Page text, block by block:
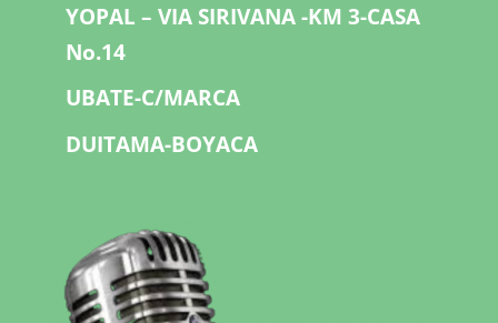
YOPAL – VIA SIRIVANA -KM 3-CASA
No.14
UBATE-C/MARCA
DUITAMA-BOYACA